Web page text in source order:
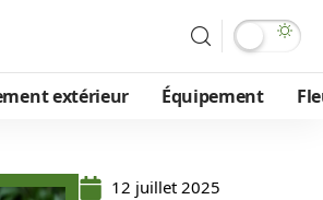
extérieur Équipement
12 juillet 2025